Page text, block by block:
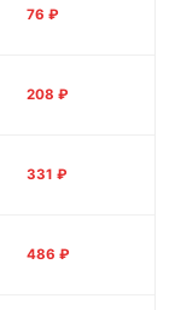
76 ₽
208 ₽
331 ₽
486 ₽